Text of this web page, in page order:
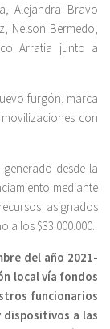
Alejandra Bravo
Nelson Bermedo,
Arratia junto a
furgón, marca
con
desde la
mediante
asignados
a los $33.000.000.
del año 2021-
local vía fondos
funcionarios
a las